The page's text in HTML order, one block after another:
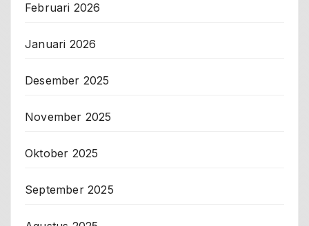
Februari 2026
Januari 2026
Desember 2025
November 2025
Oktober 2025
September 2025